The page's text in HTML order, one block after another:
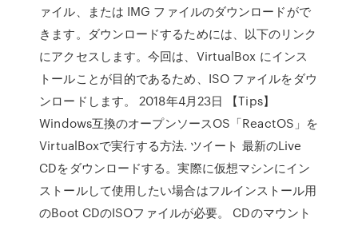
ァイル、または IMG ファイルのダウンロードがで
きます。ダウンロードするためには、以下のリンク
にアクセスします。今回は、VirtualBox にインス
トールことが目的であるため、ISO ファイルをダウ
ンロードします。 2018年4月23日 【Tips】
Windows互換のオープンソースOS「ReactOS」を
VirtualBoxで実行する方法. ツイート 最新のLive
CDをダウンロードする。実際に仮想マシンにイン
ストールして使用したい場合はフルインストール用
のBoot CDのISOファイルが必要。 CDのマウント